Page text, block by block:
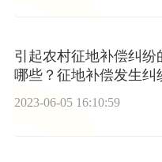
引起农村征地补偿纠纷
哪些？征地补偿发生纠
2023-06-05 16:10:59